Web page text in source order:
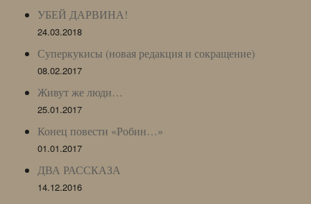
УБЕЙ ДАРВИНА!
24.03.2018
Суперкукисы (новая редакция и сокращение)
08.02.2017
Живут же люди…
25.01.2017
Конец повести «Робин…»
01.01.2017
ДВА РАССКАЗА
14.12.2016